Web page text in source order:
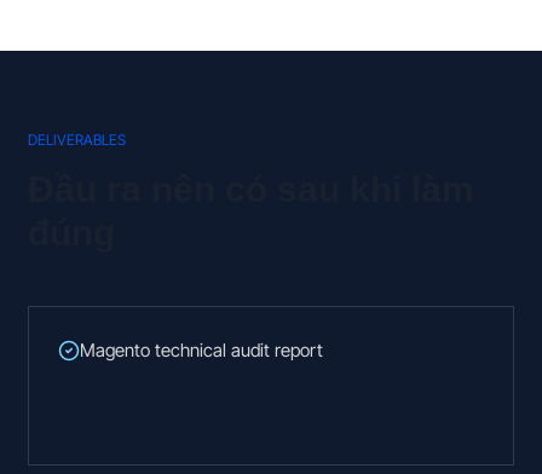
DELIVERABLES
Magento technical audit report